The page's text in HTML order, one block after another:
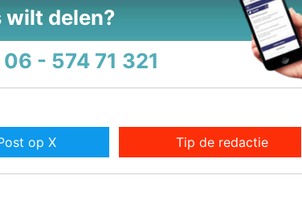
wilt delen?
06 - 574 71 321
op X Tip de redactie